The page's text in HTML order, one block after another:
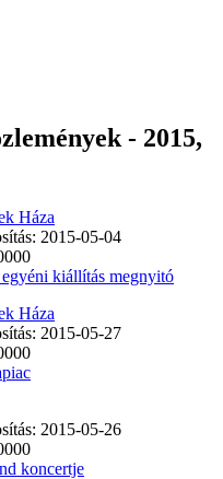
- 2015,
Háza
2015-05-04
kiállítás megnyitó
Háza
2015-05-27
2015-05-26
koncertje